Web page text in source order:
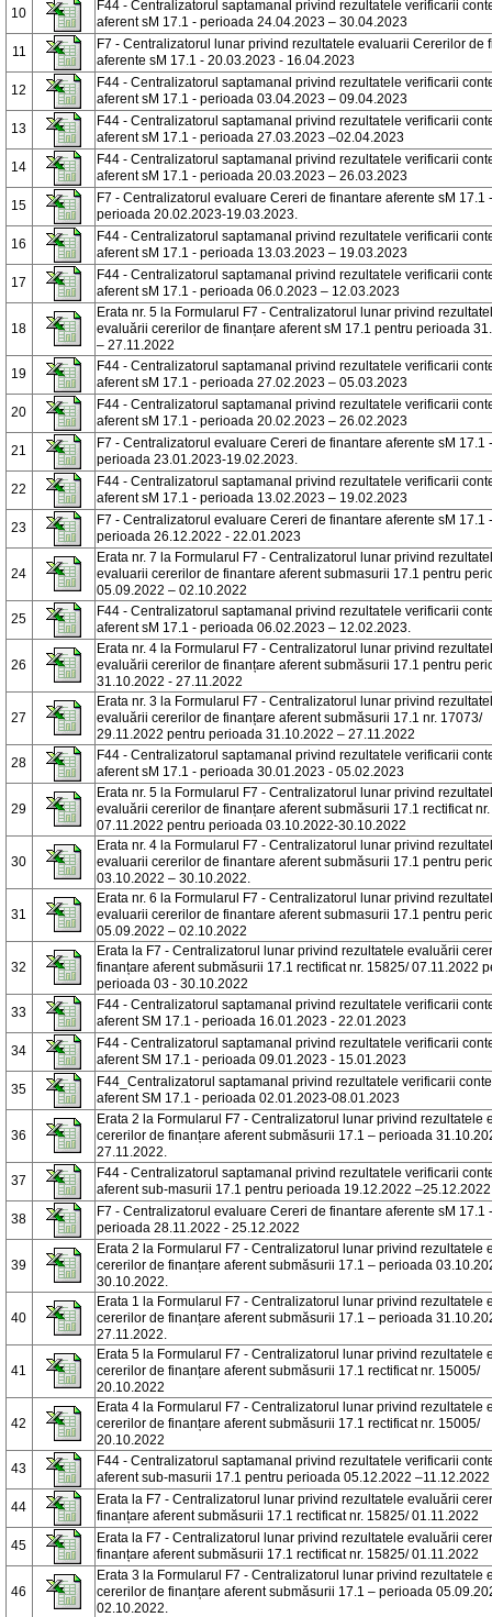
10
F44 - Centralizatorul saptamanal privind rezultatele verificarii
aferent sM 17.1 - perioada 24.04.2023 – 30.04.2023
11
F7 - Centralizatorul lunar privind rezultatele evaluarii Cererilor de
aferente sM 17.1 - 20.03.2023 - 16.04.2023
12
F44 - Centralizatorul saptamanal privind rezultatele verificarii
aferent sM 17.1 - perioada 03.04.2023 – 09.04.2023
13
F44 - Centralizatorul saptamanal privind rezultatele verificarii
aferent sM 17.1 - perioada 27.03.2023 –02.04.2023
14
F44 - Centralizatorul saptamanal privind rezultatele verificarii
aferent sM 17.1 - perioada 20.03.2023 – 26.03.2023
15
F7 - Centralizatorul evaluare Cereri de finantare aferente sM 17.1
perioada 20.02.2023-19.03.2023.
16
F44 - Centralizatorul saptamanal privind rezultatele verificarii
aferent sM 17.1 - perioada 13.03.2023 – 19.03.2023
17
F44 - Centralizatorul saptamanal privind rezultatele verificarii
aferent sM 17.1 - perioada 06.0.2023 – 12.03.2023
18
Erata nr. 5 la Formularul F7 - Centralizatorul lunar privind
evaluării cererilor de finanțare aferent sM 17.1 pentru perioada
– 27.11.2022
19
F44 - Centralizatorul saptamanal privind rezultatele verificarii
aferent sM 17.1 - perioada 27.02.2023 – 05.03.2023
20
F44 - Centralizatorul saptamanal privind rezultatele verificarii
aferent sM 17.1 - perioada 20.02.2023 – 26.02.2023
21
F7 - Centralizatorul evaluare Cereri de finantare aferente sM 17.1
perioada 23.01.2023-19.02.2023.
22
F44 - Centralizatorul saptamanal privind rezultatele verificarii
aferent sM 17.1 - perioada 13.02.2023 – 19.02.2023
23
F7 - Centralizatorul evaluare Cereri de finantare aferente sM 17.1
perioada 26.12.2022 - 22.01.2023
24
Erata nr. 7 la Formularul F7 - Centralizatorul lunar privind
evaluarii cererilor de finantare aferent submasurii 17.1 pentru
05.09.2022 – 02.10.2022
25
F44 - Centralizatorul saptamanal privind rezultatele verificarii
aferent sM 17.1 - perioada 06.02.2023 – 12.02.2023.
26
Erata nr. 4 la Formularul F7 - Centralizatorul lunar privind
evaluării cererilor de finanțare aferent submăsurii 17.1 pentru
31.10.2022 - 27.11.2022
27
Erata nr. 3 la Formularul F7 - Centralizatorul lunar privind
evaluării cererilor de finanțare aferent submăsurii 17.1 nr. 17073/
29.11.2022 pentru perioada 31.10.2022 – 27.11.2022
28
F44 - Centralizatorul saptamanal privind rezultatele verificarii
aferent sM 17.1 - perioada 30.01.2023 - 05.02.2023
29
Erata nr. 5 la Formularul F7 - Centralizatorul lunar privind
evaluării cererilor de finanțare aferent submăsurii 17.1 rectificat
07.11.2022 pentru perioada 03.10.2022-30.10.2022
30
Erata nr. 4 la Formularul F7 - Centralizatorul lunar privind
evaluarii cererilor de finantare aferent submăsurii 17.1 pentru
03.10.2022 – 30.10.2022.
31
Erata nr. 6 la Formularul F7 - Centralizatorul lunar privind
evaluarii cererilor de finantare aferent submasurii 17.1 pentru
05.09.2022 – 02.10.2022
32
Erata la F7 - Centralizatorul lunar privind rezultatele evaluării
finanțare aferent submăsurii 17.1 rectificat nr. 15825/ 07.11.2022
perioada 03 - 30.10.2022
33
F44 - Centralizatorul saptamanal privind rezultatele verificarii
aferent SM 17.1 - perioada 16.01.2023 - 22.01.2023
34
F44 - Centralizatorul saptamanal privind rezultatele verificarii
aferent SM 17.1 - perioada 09.01.2023 - 15.01.2023
35
F44_Centralizatorul saptamanal privind rezultatele verificarii
aferent SM 17.1 - perioada 02.01.2023-08.01.2023
36
Erata 2 la Formularul F7 - Centralizatorul lunar privind rezultatele
cererilor de finanțare aferent submăsurii 17.1 – perioada
27.11.2022.
37
F44 - Centralizatorul saptamanal privind rezultatele verificarii
aferent sub-masurii 17.1 pentru perioada 19.12.2022 –25.12.2022
38
F7 - Centralizatorul evaluare Cereri de finantare aferente sM 17.1
perioada 28.11.2022 - 25.12.2022
39
Erata 2 la Formularul F7 - Centralizatorul lunar privind rezultatele
cererilor de finanțare aferent submăsurii 17.1 – perioada
30.10.2022.
40
Erata 1 la Formularul F7 - Centralizatorul lunar privind rezultatele
cererilor de finanțare aferent submăsurii 17.1 – perioada
27.11.2022.
41
Erata 5 la Formularul F7 - Centralizatorul lunar privind rezultatele
cererilor de finanțare aferent submăsurii 17.1 rectificat nr. 15005/
20.10.2022
42
Erata 4 la Formularul F7 - Centralizatorul lunar privind rezultatele
cererilor de finanțare aferent submăsurii 17.1 rectificat nr. 15005/
20.10.2022
43
F44 - Centralizatorul saptamanal privind rezultatele verificarii
aferent sub-masurii 17.1 pentru perioada 05.12.2022 –11.12.2022
44
Erata la F7 - Centralizatorul lunar privind rezultatele evaluării
finanțare aferent submăsurii 17.1 rectificat nr. 15825/ 01.11.2022
45
Erata la F7 - Centralizatorul lunar privind rezultatele evaluării
finanțare aferent submăsurii 17.1 rectificat nr. 15825/ 01.11.2022
46
Erata 3 la Formularul F7 - Centralizatorul lunar privind rezultatele
cererilor de finanțare aferent submăsurii 17.1 – perioada
02.10.2022.